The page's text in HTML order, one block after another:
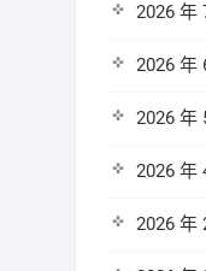
2026 年
2026 年
2026 年
2026 年
2026 年